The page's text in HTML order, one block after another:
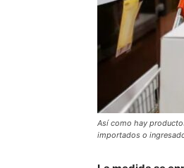
Así como hay
importados o